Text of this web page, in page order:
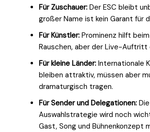
Für Zuschauer: Der ESC bleibt
großer Name ist kein Garant für
Für Künstler: Prominenz hilft
Rauschen, aber der Live-
Für kleine Länder: Internationale
bleiben attraktiv, müssen aber
dramaturgisch tragen.
Für Sender und Delegationen: Die
Auswahlstrategie wird noch
Gast, Song und Bühnenkonzept